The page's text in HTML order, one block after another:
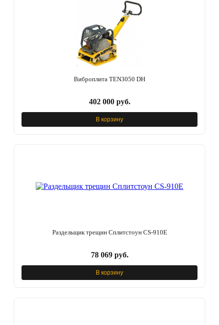
Виброплита TEN3050 DH
402 000 руб.
В корзину
Раздельщик трещин Сплитстоун CS-910E
78 069 руб.
В корзину